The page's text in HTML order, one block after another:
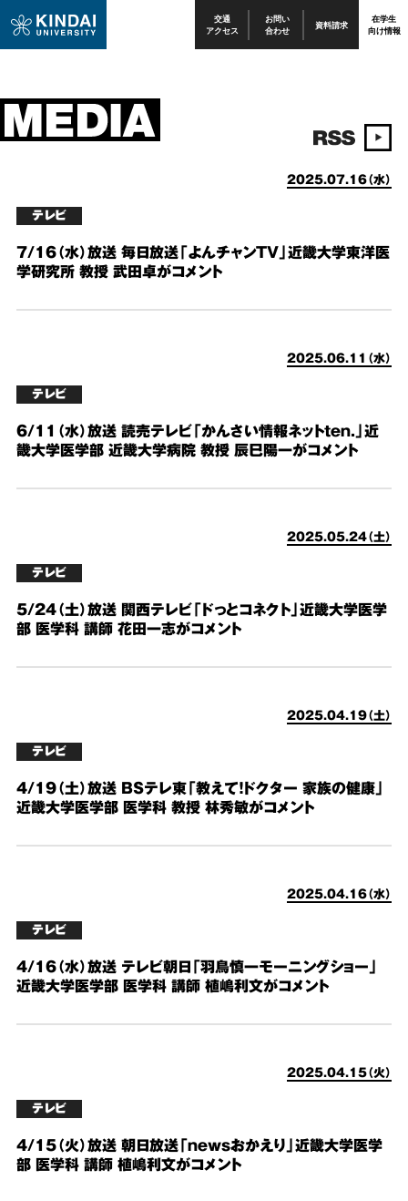
交通
アクセス
お問い
合わせ 資料請求 在学生
向け情報
2025.07.16（水）
テレビ
7/16（水）放送 毎日放送「よんチャンTV」近畿大学東洋医
学研究所 教授 武田卓がコメント
2025.06.11（水）
テレビ
6/11（水）放送 読売テレビ「かんさい情報ネットten.」近
畿大学医学部 近畿大学病院 教授 辰巳陽一がコメント
2025.05.24（土）
テレビ
5/24（土）放送 関西テレビ「ドっとコネクト」近畿大学医学
部 医学科 講師 花田一志がコメント
2025.04.19（土）
テレビ
4/19（土）放送 BSテレ東「教えて！ドクター 家族の健康」
近畿大学医学部 医学科 教授 林秀敏がコメント
2025.04.16（水）
テレビ
4/16（水）放送 テレビ朝日「羽鳥慎一モーニングショー」
近畿大学医学部 医学科 講師 植嶋利文がコメント
2025.04.15（火）
テレビ
4/15（火）放送 朝日放送「newsおかえり」近畿大学医学
部 医学科 講師 植嶋利文がコメント